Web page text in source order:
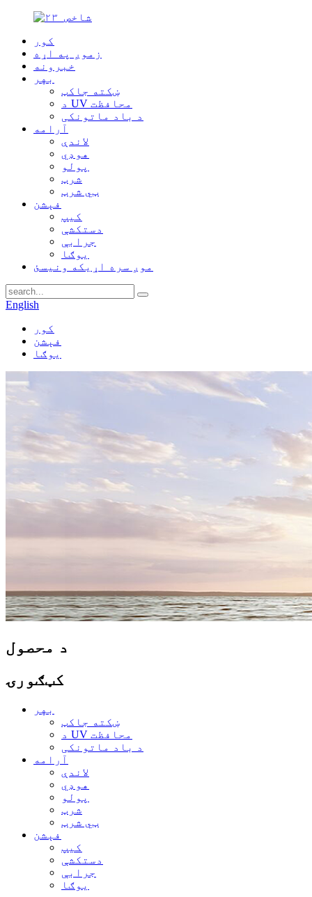
کور
زموږ په اړه
خبرونه
بهر
ښکته جاکټ
د UV محافظت
د باد ماتونکی
آرامه
لاندې
هوډي
پولو
شرټ
ټي شرټ
فېشن
کیپ
دستکشې
جرابې
یوګا
موږ سره اړیکه ونیسئ
English
کور
فېشن
یوګا
د محصول
کټګورۍ
بهر
ښکته جاکټ
د UV محافظت
د باد ماتونکی
آرامه
لاندې
هوډي
پولو
شرټ
ټي شرټ
فېشن
کیپ
دستکشې
جرابې
یوګا